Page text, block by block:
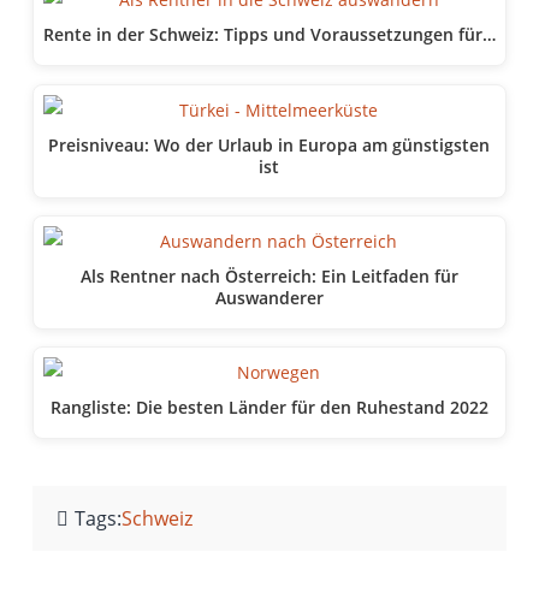
Rente in der Schweiz: Tipps und Voraussetzungen für…
Preisniveau: Wo der Urlaub in Europa am günstigsten
ist
Als Rentner nach Österreich: Ein Leitfaden für
Auswanderer
Rangliste: Die besten Länder für den Ruhestand 2022
Tags:Schweiz